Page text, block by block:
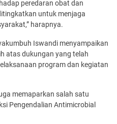
peredaran obat dan
untuk menjaga
harapnya.
Iswandi menyampaikan
atas dukungan yang telah
program dan kegiatan
memaparkan salah satu
Pengendalian Antimicrobial